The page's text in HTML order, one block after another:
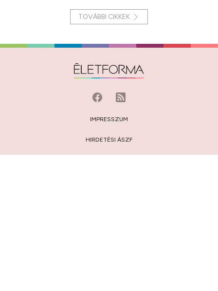
TOVÁBBI CIKKEK
IMPRESSZUM
HIRDETÉSI ÁSZF